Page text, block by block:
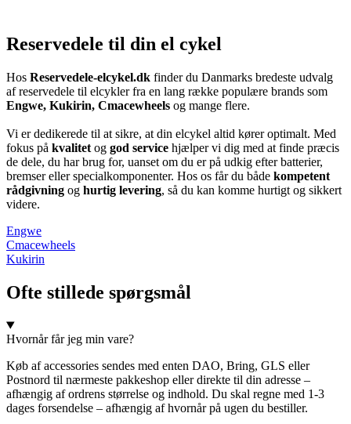
Reservedele til din el cykel
Hos Reservedele-elcykel.dk finder du Danmarks bredeste udvalg
af reservedele til elcykler fra en lang række populære brands som
Engwe, Kukirin, Cmacewheels og mange flere.
Vi er dedikerede til at sikre, at din elcykel altid kører optimalt. Med
fokus på kvalitet og god service hjælper vi dig med at finde præcis
de dele, du har brug for, uanset om du er på udkig efter batterier,
bremser eller specialkomponenter. Hos os får du både kompetent
rådgivning og hurtig levering, så du kan komme hurtigt og sikkert
videre.
Engwe
Cmacewheels
Kukirin
Ofte stillede spørgsmål
Hvornår får jeg min vare?
Køb af accessories sendes med enten DAO, Bring, GLS eller
Postnord til nærmeste pakkeshop eller direkte til din adresse –
afhængig af ordrens størrelse og indhold. Du skal regne med 1-3
dages forsendelse – afhængig af hvornår på ugen du bestiller.